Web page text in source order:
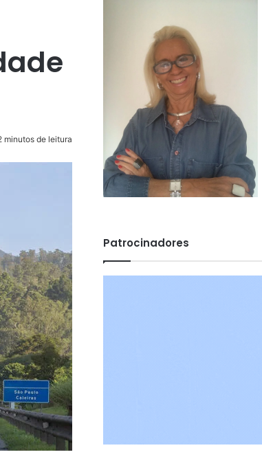
minutos de leitura
Patrocinadores